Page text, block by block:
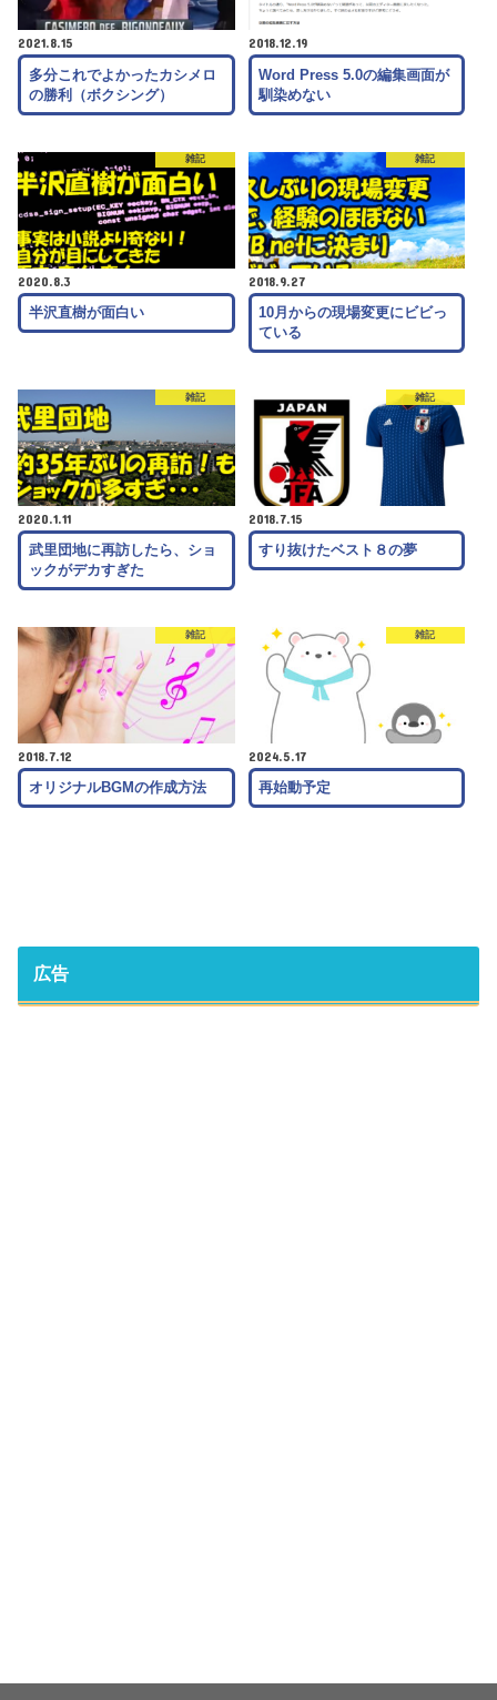
2021.8.15
多分これでよかったカシメロ
の勝利（ボクシング）
2018.12.19
Word Press 5.0の編集画面が
馴染めない
雑記
2020.8.3
半沢直樹が面白い
雑記
2018.9.27
10月からの現場変更にビビっ
ている
雑記
2020.1.11
武里団地に再訪したら、ショ
ックがデカすぎた
雑記
2018.7.15
すり抜けたベスト８の夢
雑記
2018.7.12
オリジナルBGMの作成方法
雑記
2024.5.17
再始動予定
広告